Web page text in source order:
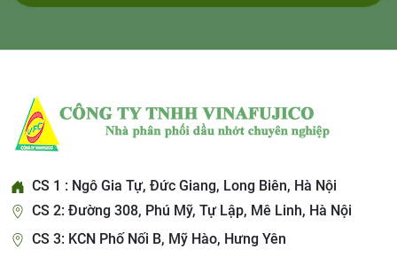
CS 1 : Ngô Gia Tự, Đức Giang, Long Biên, Hà Nội
CS 2: Đường 308, Phú Mỹ, Tự Lập, Mê Linh, Hà Nội
CS 3: KCN Phố Nối B, Mỹ Hào, Hưng Yên